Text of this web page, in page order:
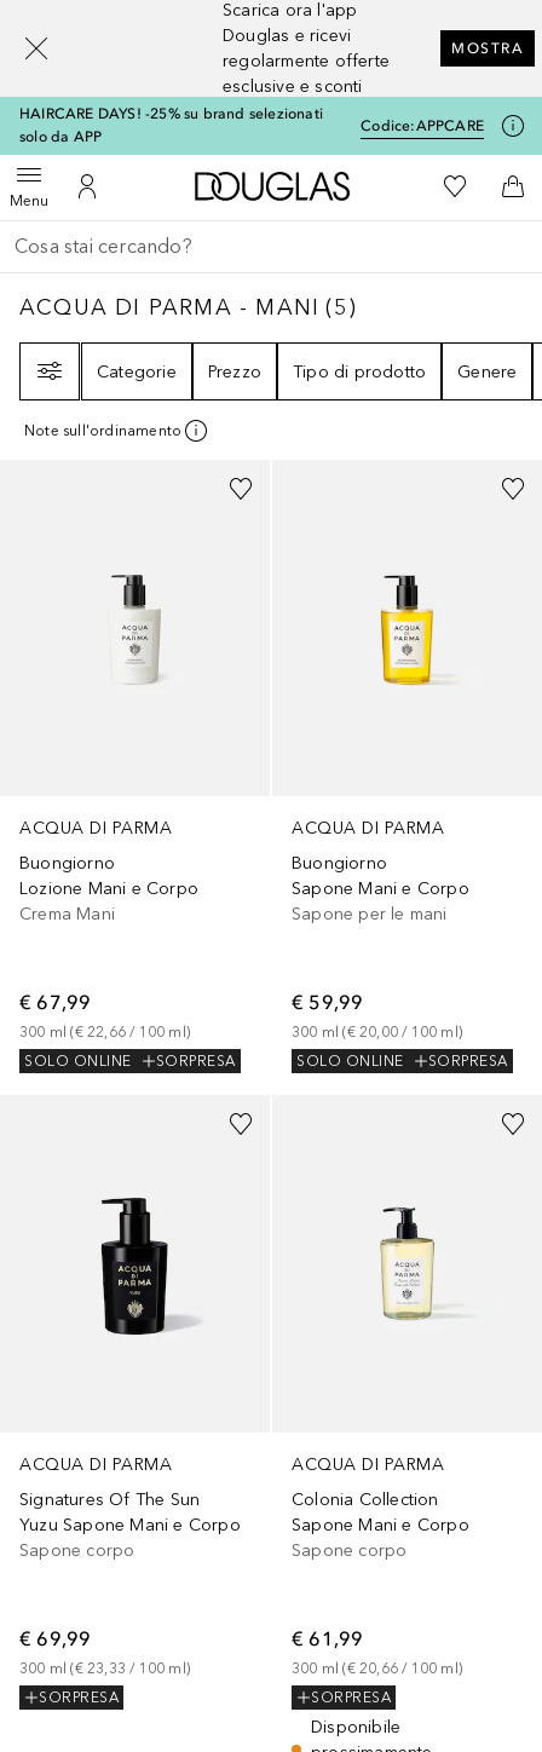
Scarica ora l'app
Douglas e ricevi
regolarmente offerte
esclusive e sconti
MOSTRA
HAIRCARE DAYS! -25% su brand selezionati
solo da APP
Codice:APPCARE
MenuApri menuAl Mio Account
A Douglas HomeAlla Mia
Al
Torna indietro
Esegui ricerca
ACQUA DI PARMA - MANI5
ACQUA DI PARMA - MANI (5)
Categorie
Prezzo Tipo di prodotto Genere
Note sull'ordinamento
ACQUA DI PARMA
Buongiorno
Lozione Mani e Corpo
Crema Mani
€ 67,99
300 ml (€ 22,66 / 100 ml )
SOLO ONLINE
SORPRESA
ACQUA DI PARMA
Buongiorno
Sapone Mani e Corpo
Sapone per le mani
€ 59,99
300 ml (€ 20,00 / 100 ml )
SOLO ONLINE
SORPRESA
ACQUA DI PARMA
Signatures Of The Sun
Yuzu Sapone Mani e Corpo
Sapone corpo
€ 69,99
300 ml (€ 23,33 / 100 ml)
SORPRESA
ACQUA DI PARMA
Colonia Collection
Sapone Mani e Corpo
Sapone corpo
€ 61,99
300 ml (€ 20,66 / 100 ml)
SORPRESA
Disponibile
[navigation.slideout.screenreader]